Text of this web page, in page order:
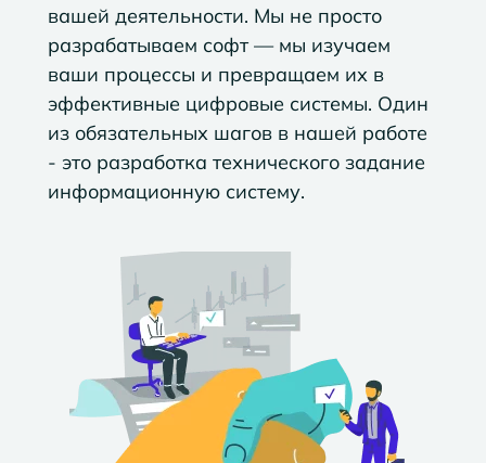
вашей деятельности. Мы не просто
разрабатываем софт — мы изучаем
ваши процессы и превращаем их в
эффективные цифровые системы. Один
из обязательных шагов в нашей работе
- это разработка технического задание
информационную систему.